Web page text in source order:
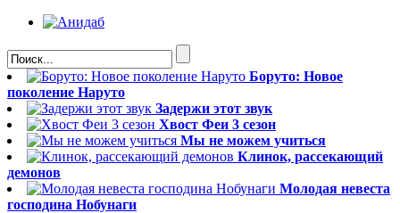
Боруто: Новое
поколение Наруто
Задержи этот звук
Хвост Феи 3 сезон
Мы не можем учиться
Клинок, рассекающий
демонов
Молодая невеста
господина Нобунаги